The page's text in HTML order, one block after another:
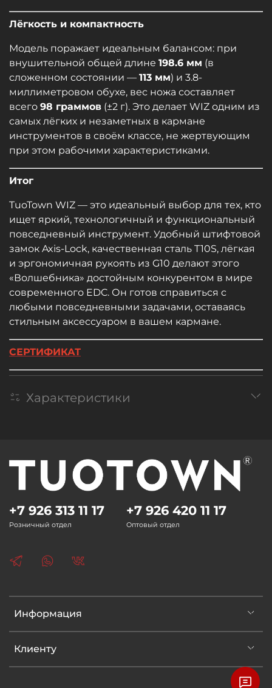
Лёгкость и компактность
Модель поражает идеальным балансом: при
внушительной общей длине 198.6 мм (в
сложенном состоянии — 113 мм) и 3.8-
миллиметровом обухе, вес ножа составляет
всего 98 граммов (±2 г). Это делает WIZ одним из
самых лёгких и незаметных в кармане
инструментов в своём классе, не жертвующим
при этом рабочими характеристиками.
Итог
TuoTown WIZ — это идеальный выбор для тех, кто
ищет яркий, технологичный и функциональный
повседневный инструмент. Удобный штифтовой
замок Axis-Lock, качественная сталь T10S, лёгкая
и эргономичная рукоять из G10 делают этого
«Волшебника» достойным конкурентом в мире
современного EDC. Он готов справиться с
любыми повседневными задачами, оставаясь
стильным аксессуаром в вашем кармане.
СЕРТИФИКАТ
Характеристики
Информация
Клиенту
+7 926 313 11 17
Розничный отдел
+7 926 420 11 17
Оптовый отдел